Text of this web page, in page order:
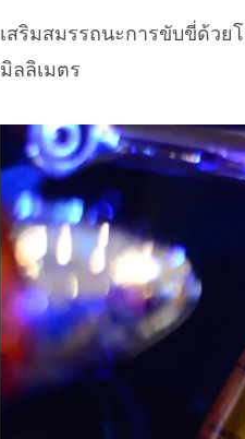
เสริมสมรรถนะการขับขี่ด้ว
มิลลิเมตร